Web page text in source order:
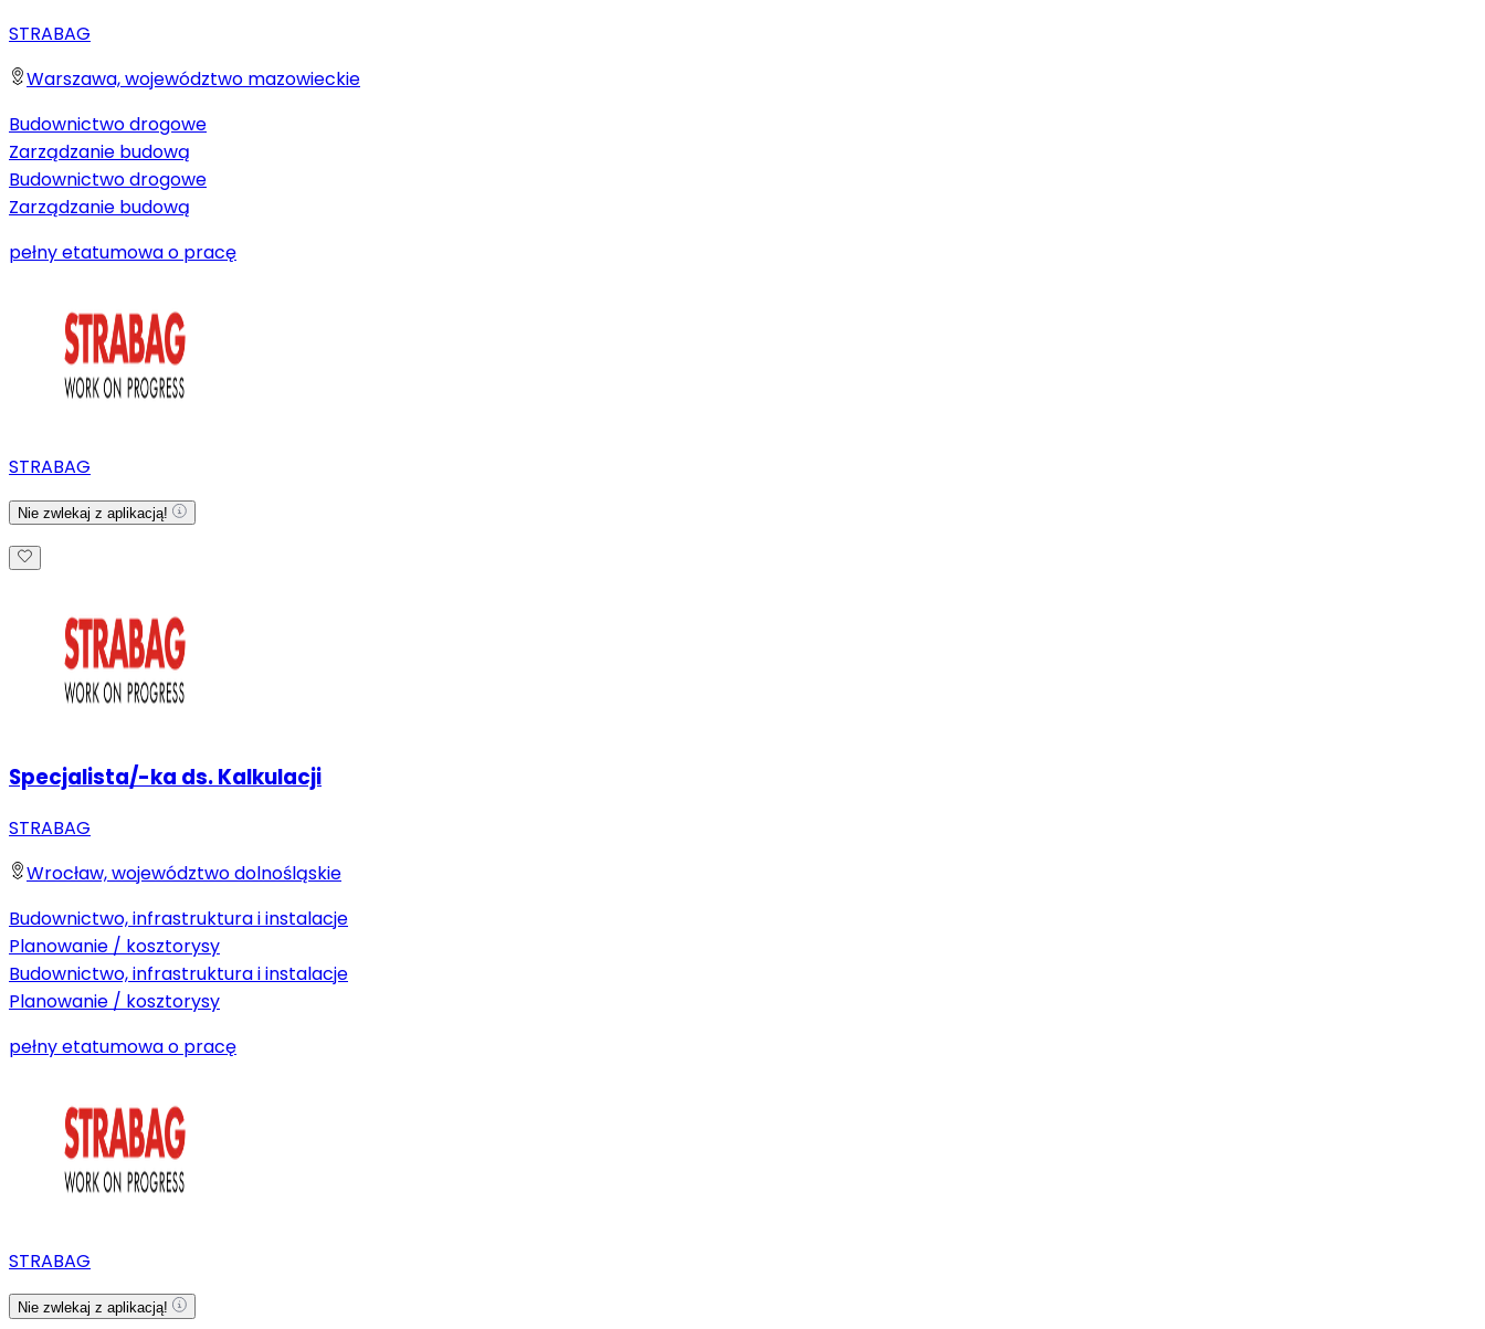
STRABAG
Warszawa, województwo mazowieckie
Budownictwo drogowe
Zarządzanie budową
Budownictwo drogowe
Zarządzanie budową
pełny etatumowa o pracę
STRABAG
Nie zwlekaj z aplikacją!
Specjalista/-ka ds. Kalkulacji
STRABAG
Wrocław, województwo dolnośląskie
Budownictwo, infrastruktura i instalacje
Planowanie / kosztorysy
Budownictwo, infrastruktura i instalacje
Planowanie / kosztorysy
pełny etatumowa o pracę
STRABAG
Nie zwlekaj z aplikacją!